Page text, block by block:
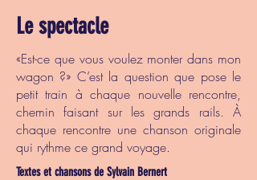
Le spectacle
«Est-ce que vous voulez monter dans mon
wagon ?» C’est la question que pose le
petit train à chaque nouvelle rencontre,
chemin faisant sur les grands rails. À
chaque rencontre une chanson originale
qui rythme ce grand voyage.
Textes et chansons de Sylvain Bernert